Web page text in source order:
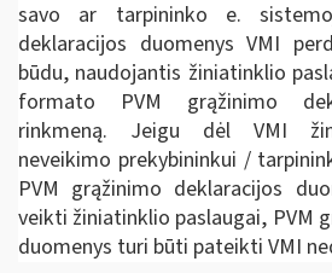
savo ar tarpininko e.
deklaracijos duomenys VMI
būdu, naudojantis žiniatinklio
formato PVM grąžinimo
rinkmeną. Jeigu dėl VMI
neveikimo prekybininkui /
PVM grąžinimo deklaracijos
veikti žiniatinklio paslaugai, PVM
duomenys turi būti pateikti VMI